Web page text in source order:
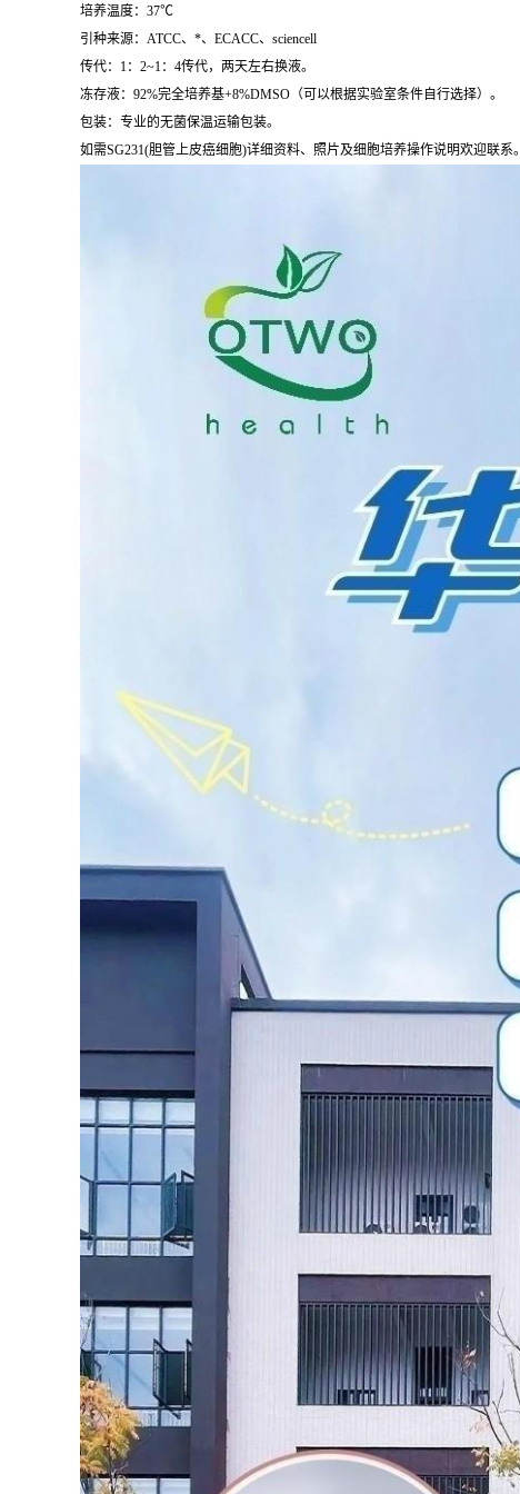
培养温度：37℃
引种来源：ATCC、*、ECACC、sciencell
传代：1：2~1：4传代，两天左右换液。
冻存液：92%完全培养基+8%DMSO（可以根据实验室条件自行选择）。
包装：专业的无菌保温运输包装。
如需SG231(胆管上皮癌细胞)详细资料、照片及细胞培养操作说明欢迎联系。